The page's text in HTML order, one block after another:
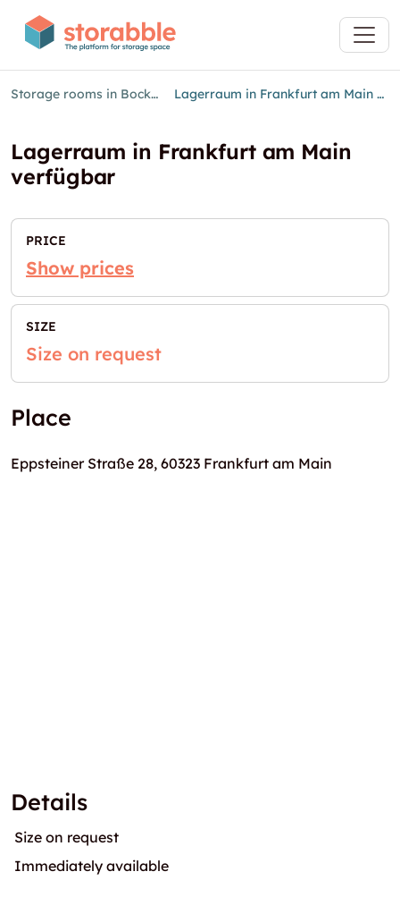
Storage rooms in Bockenheim Lagerraum in Frankfurt am Main verfügbar
Lagerraum in Frankfurt am Main
verfügbar
PRICE
Show prices
SIZE
Size on request
Place
Eppsteiner Straße 28, 60323 Frankfurt am Main
Details
Size on request
Immediately available